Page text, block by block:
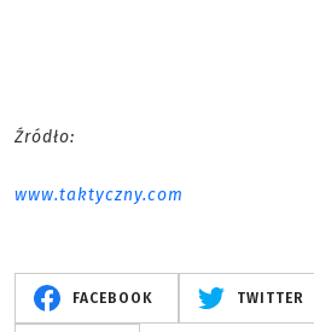
Źródło:
www.taktyczny.com
FACEBOOK TWITTER